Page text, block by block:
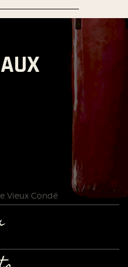
Vieux Condé